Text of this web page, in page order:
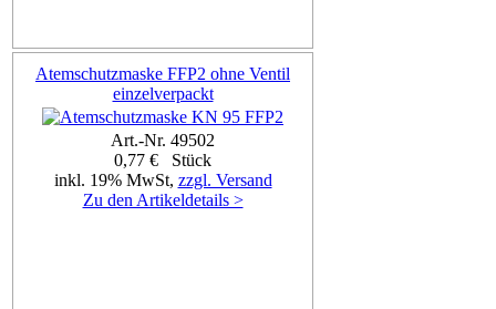
Atemschutzmaske FFP2 ohne Ventil
einzelverpackt
Art.-Nr. 49502
0,77 € Stück
inkl. 19% MwSt, zzgl. Versand
Zu den Artikeldetails >